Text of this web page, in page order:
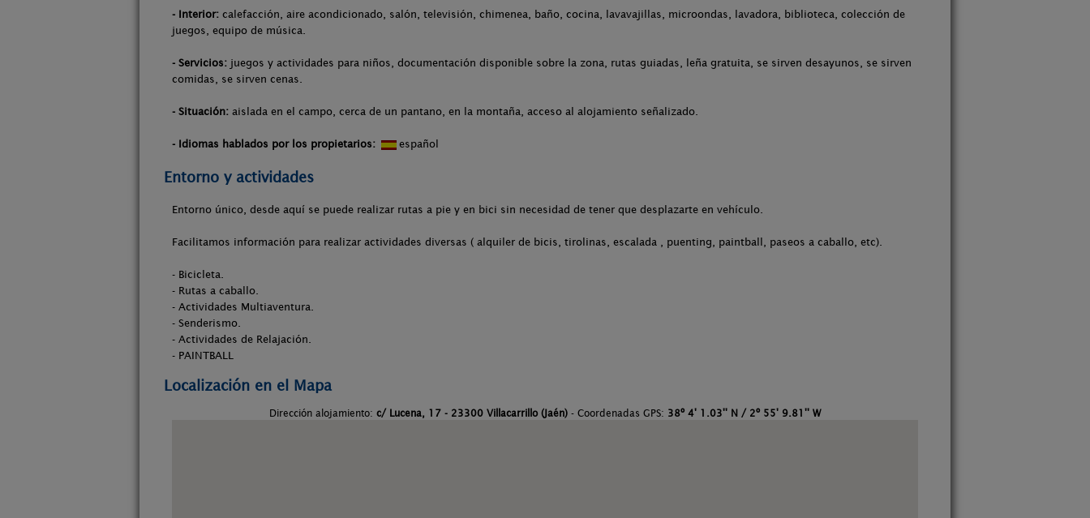
- Interior: calefacción, aire acondicionado, salón, televisión, chimenea, baño, cocina, lavavajillas, microondas, lavadora, biblioteca, colección de
juegos, equipo de música.
- Servicios: juegos y actividades para niños, documentación disponible sobre la zona, rutas guiadas, leña gratuita, se sirven desayunos, se sirven
comidas, se sirven cenas.
- Situación: aislada en el campo, cerca de un pantano, en la montaña, acceso al alojamiento señalizado.
- Idiomas hablados por los propietarios: español
Entorno y actividades
Entorno único, desde aquí se puede realizar rutas a pie y en bici sin necesidad de tener que desplazarte en vehículo.
Facilitamos información para realizar actividades diversas ( alquiler de bicis, tirolinas, escalada , puenting, paintball, paseos a caballo, etc).
- Bicicleta.
- Rutas a caballo.
- Actividades Multiaventura.
- Senderismo.
- Actividades de Relajación.
- PAINTBALL
Localización en el Mapa
Dirección alojamiento: c/ Lucena, 17 - 23300 Villacarrillo (Jaén) - Coordenadas GPS: 38º 4' 1.03'' N / 2º 55' 9.81'' W